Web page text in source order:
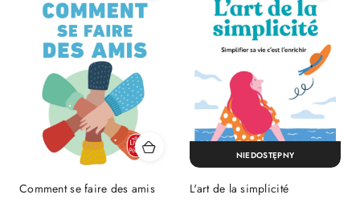
Comment se faire des amis L'art de la simplicité
NIEDOSTĘPNY